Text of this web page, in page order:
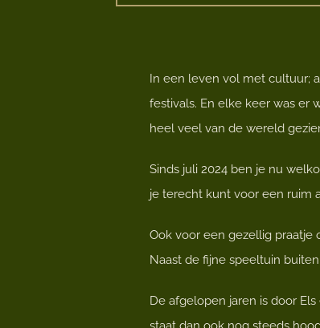
In een leven vol met cultuur;
festivals. En elke keer was er
heel veel van de wereld
Sinds juli 2024 ben je nu
je terecht kunt voor een ruim
Ook voor een gezellig praatje
Naast de fijne speeltuin
De afgelopen jaren is door